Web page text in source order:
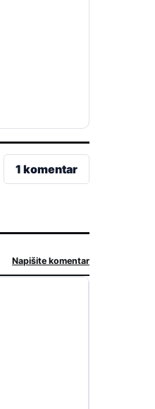
1 komentar
Napišite komentar